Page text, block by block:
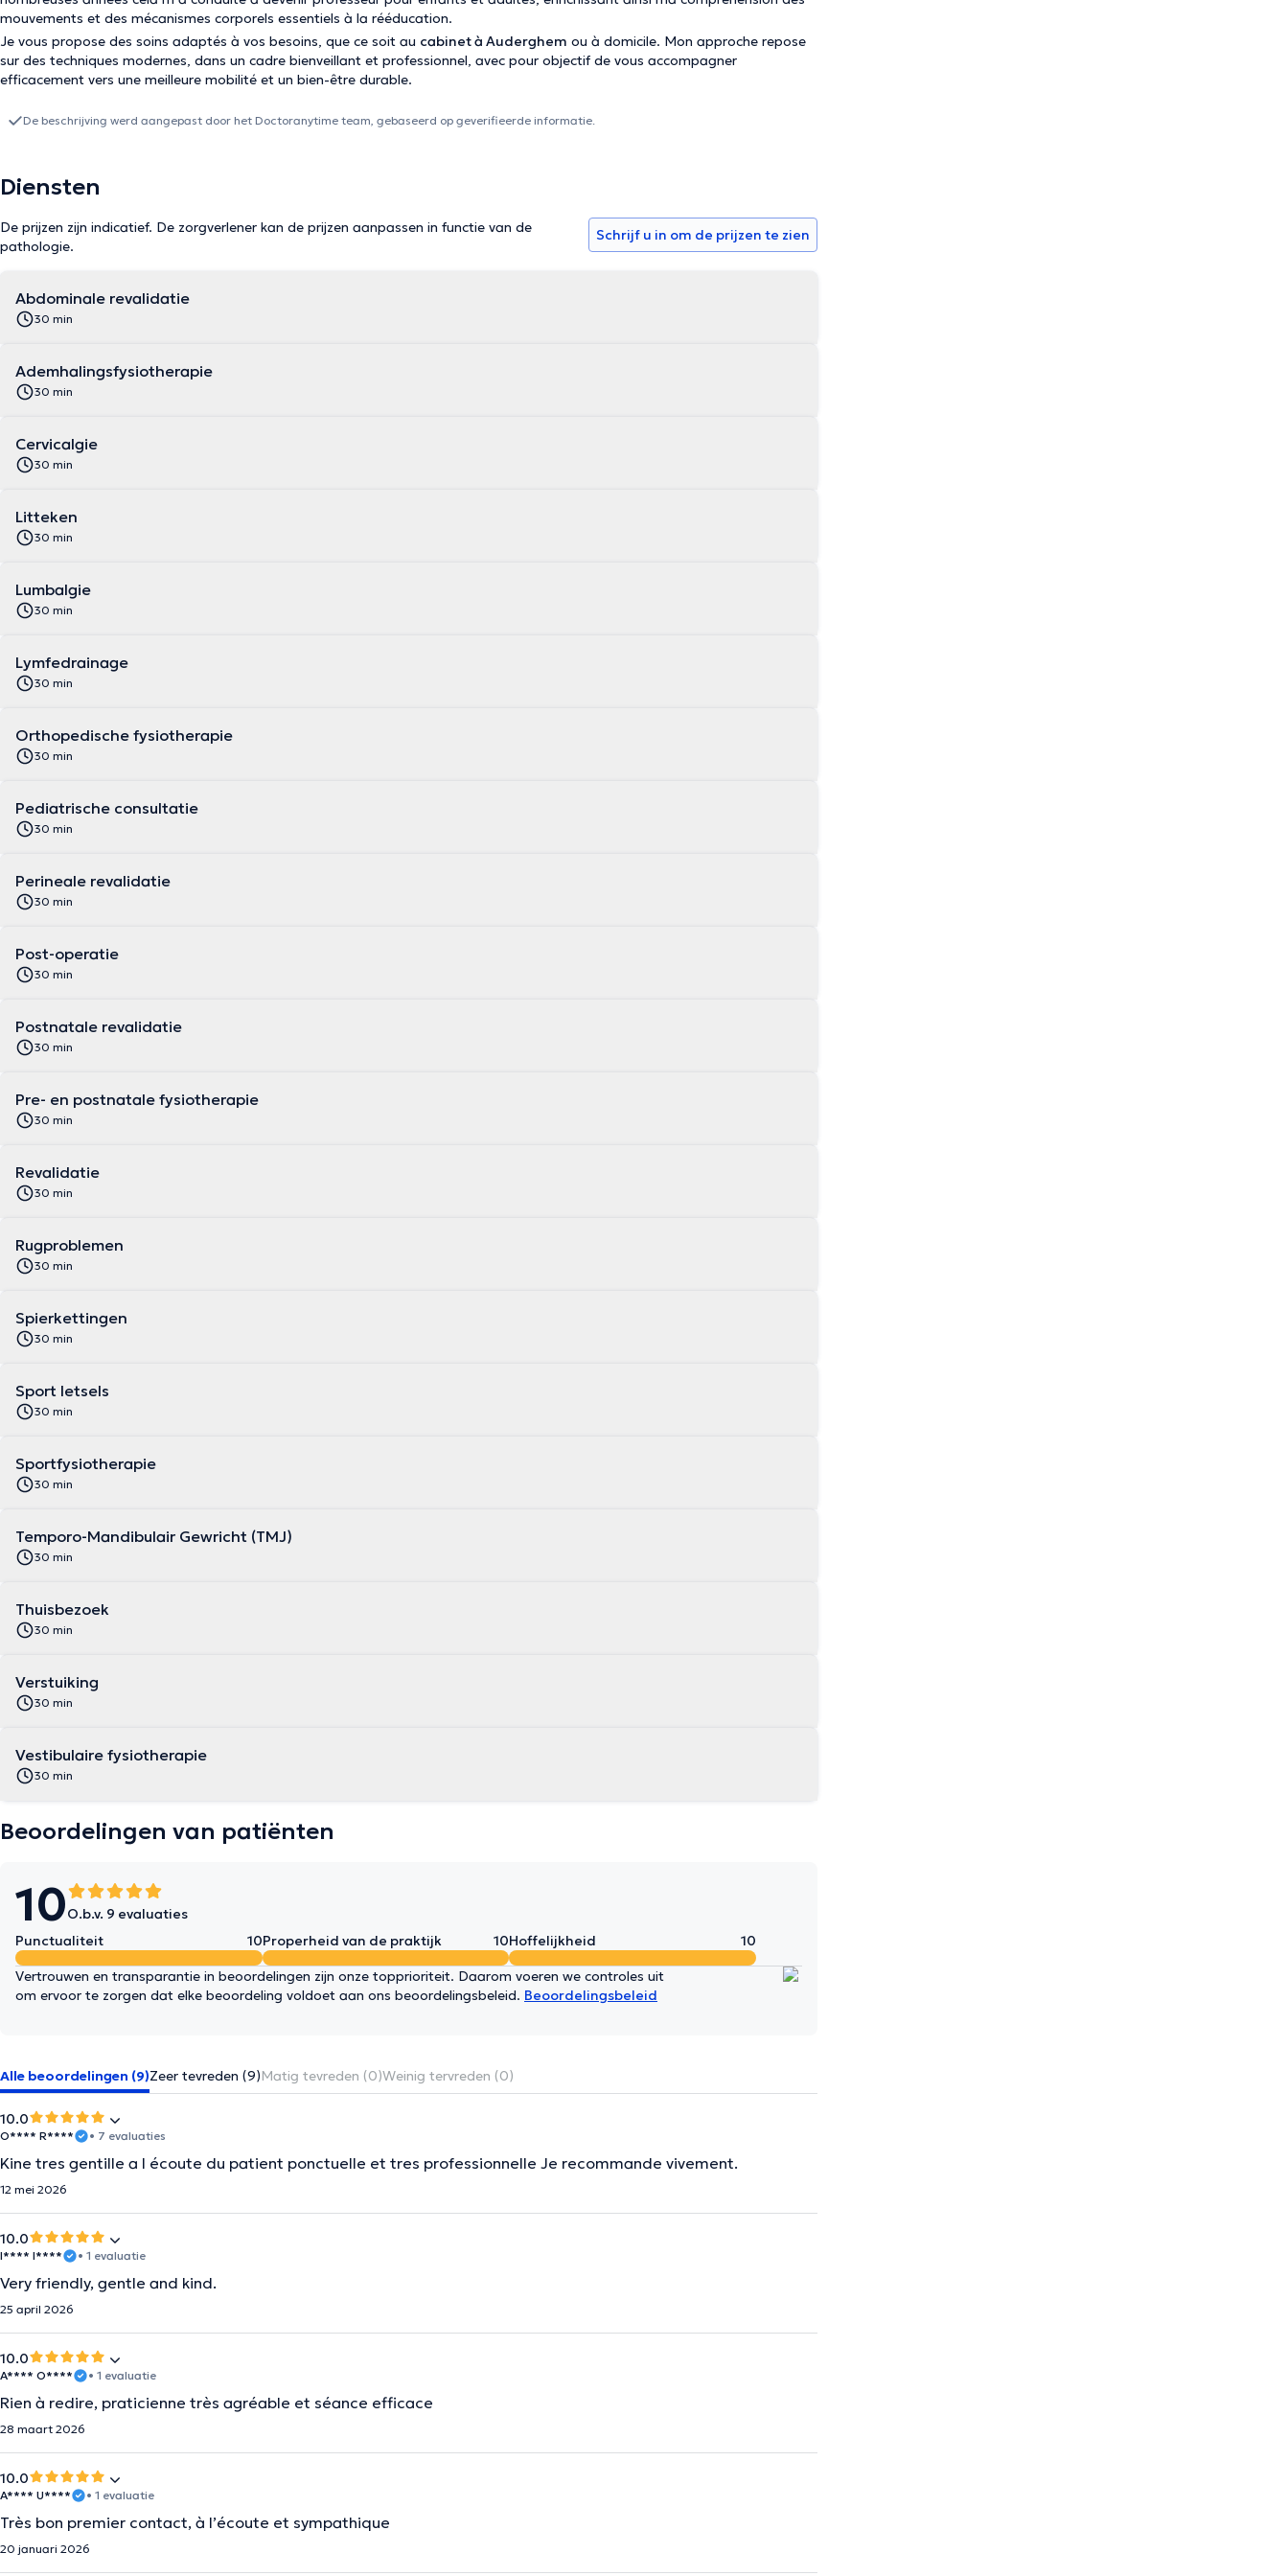
mouvements et des mécanismes corporels essentiels à la rééducation.
Je vous propose des soins adaptés à vos besoins, que ce soit au cabinet à Auderghem ou à domicile. Mon approche repose
sur des techniques modernes, dans un cadre bienveillant et professionnel, avec pour objectif de vous accompagner
efficacement vers une meilleure mobilité et un bien-être durable.
De beschrijving werd aangepast door het Doctoranytime team, gebaseerd op geverifieerde informatie.
Diensten
De prijzen zijn indicatief. De zorgverlener kan de prijzen aanpassen in functie van de
pathologie.
Schrijf u in om de prijzen te zien
Abdominale revalidatie
30 min
Ademhalingsfysiotherapie
30 min
Cervicalgie
30 min
Litteken
30 min
Lumbalgie
30 min
Lymfedrainage
30 min
Orthopedische fysiotherapie
30 min
Pediatrische consultatie
30 min
Perineale revalidatie
30 min
Post-operatie
30 min
Postnatale revalidatie
30 min
Pre- en postnatale fysiotherapie
30 min
Revalidatie
30 min
Rugproblemen
30 min
Spierkettingen
30 min
Sport letsels
30 min
Sportfysiotherapie
30 min
Temporo-Mandibulair Gewricht (TMJ)
30 min
Thuisbezoek
30 min
Verstuiking
30 min
Vestibulaire fysiotherapie
30 min
Beoordelingen van patiënten
10O.b.v. 9 evaluaties
Punctualiteit
10Properheid van de praktijk 10Hoffelijkheid 10
Vertrouwen en transparantie in beoordelingen zijn onze topprioriteit. Daarom voeren we controles uit
om ervoor te zorgen dat elke beoordeling voldoet aan ons beoordelingsbeleid. Beoordelingsbeleid
Alle beoordelingen (9)Zeer tevreden (9)Matig tevreden (0)Weinig tervreden (0)
10.0
O**** R**** • 7 evaluaties
Kine tres gentille a l écoute du patient ponctuelle et tres professionnelle Je recommande vivement.
12 mei 2026
10.0
I**** I**** • 1 evaluatie
Very friendly, gentle and kind.
25 april 2026
10.0
A**** O**** • 1 evaluatie
Rien à redire, praticienne très agréable et séance efficace
28 maart 2026
10.0
A**** U**** • 1 evaluatie
Très bon premier contact, à l’écoute et sympathique
20 januari 2026